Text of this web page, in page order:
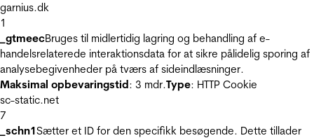
garnius.dk
1
_gtmeecBruges til midlertidig lagring og behandling af e-
handelsrelaterede interaktionsdata for at sikre pålidelig sporing af
analysebegivenheder på tværs af sideindlæsninger.
Maksimal opbevaringstid: 3 mdr.Type: HTTP Cookie
sc-static.net
7
_schn1Sætter et ID for den specifikk besøgende. Dette tillader